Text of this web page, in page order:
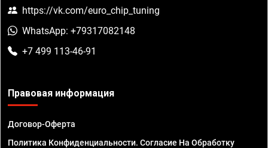
https://vk.com/euro_chip_tuning
WhatsApp: +79317082148
+7 499 113-46-91
Правовая информация
Договор-Оферта
Политика Конфиденциальности. Согласие На Обработку